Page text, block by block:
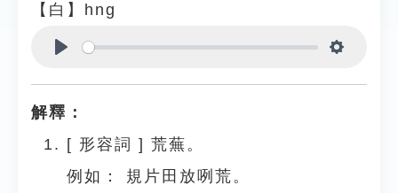
【白】hng
解釋：
[ 形容詞 ] 荒蕪。
例如：
規片田放咧荒。